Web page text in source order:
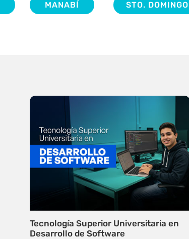
MANABÍ STO. DOMINGO
Tecnología Superior Universitaria en
Desarrollo de Software